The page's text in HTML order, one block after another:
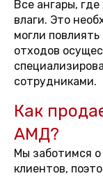
Все ангары,
влаги. Это
могли
отходов
сотрудниками.
Как
АМД?
Мы заботимся
клиентов,